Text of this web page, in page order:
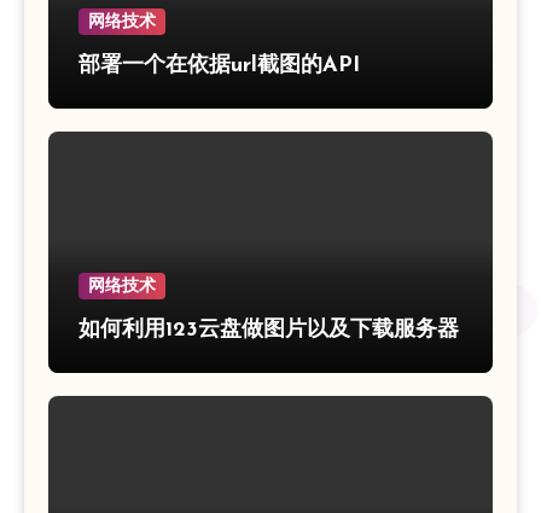
网络技术
部署一个在依据url截图的API
网络技术
如何利用123云盘做图片以及下载服务器